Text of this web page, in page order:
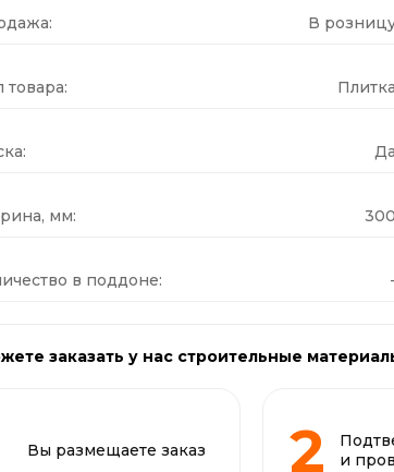
В
товара: Плитка
Да
мм: 300
в поддоне: -
заказать у нас строительные
Вы размещаете заказ
и